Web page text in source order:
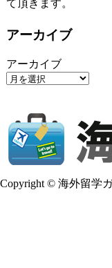
て頂きます。
アーカイブ
アーカイブ
Copyright © 海外留学